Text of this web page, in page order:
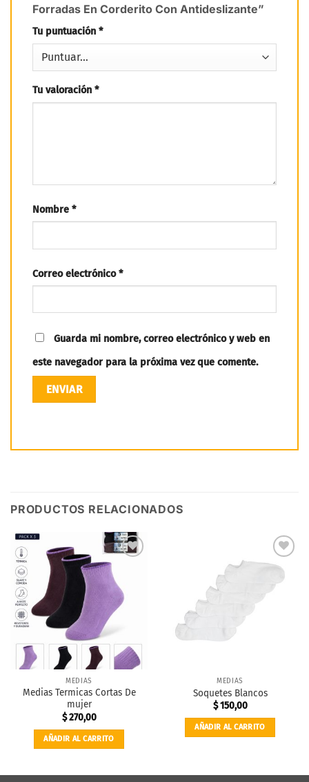
Forradas En Corderito Con Antideslizante”
Tu puntuación *
Tu valoración *
Nombre *
Correo electrónico*
Guarda mi nombre, correo electrónico y web en
este navegador para la próxima vez que comente.
PRODUCTOS RELACIONADOS
Añadir a
favoritos
MEDIAS
Medias Termicas Cortas De
mujer
$270,00
AÑADIR AL CARRITO
Añadir a
MEDIAS
Soquetes Blancos
$150,00
AÑADIR AL CARRITO